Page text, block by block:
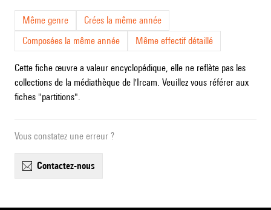
Même genre
Crées la même année
Composées la même année
Même effectif détaillé
Cette fiche œuvre a valeur encyclopédique, elle ne reflète pas les
collections de la médiathèque de l'Ircam. Veuillez vous référer aux
fiches "partitions".
Vous constatez une erreur ?
contactez-nous